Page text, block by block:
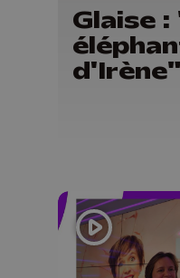
Glaise
d'Irène"